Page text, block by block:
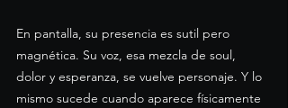
En pantalla, su presencia es sutil pero
magnética. Su voz, esa mezcla de soul,
dolor y esperanza, se vuelve personaje. Y lo
mismo sucede cuando aparece físicamente